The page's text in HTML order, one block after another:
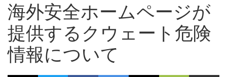
海外安全ホームページが
提供するクウェート危険
情報について